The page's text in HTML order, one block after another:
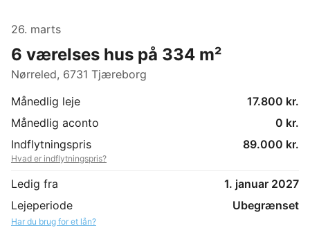
26. marts
6 værelses hus på 334 m²
Nørreled, 6731 Tjæreborg
Månedlig leje
17.800 kr.
Månedlig aconto
0 kr.
Indflytningspris
89.000 kr.
Hvad er indflytningspris?
Ledig fra
1. januar 2027
Lejeperiode
Ubegrænset
Har du brug for et lån?